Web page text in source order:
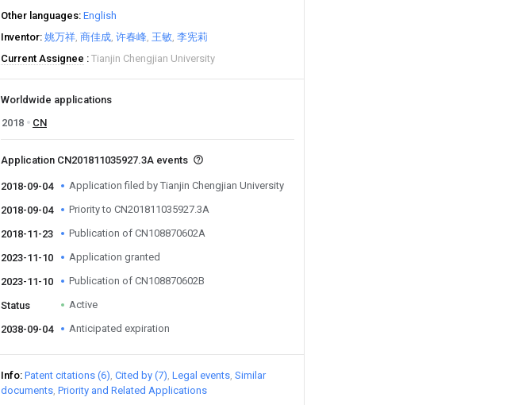
Other languages English
Inventor 姚万祥 商佳成 许春峰 王敏 李宪莉
Current Assignee
Tianjin Chengjian University
Worldwide applications
2018
CN
Application CN201811035927.3A events
2018-09-04 Application filed by Tianjin Chengjian University
2018-09-04 Priority to CN201811035927.3A
2018-11-23 Publication of CN108870602A
2023-11-10 Application granted
2023-11-10 Publication of CN108870602B
Status Active
2038-09-04 Anticipated expiration
Info Patent citations (6) Cited by (7) Legal events Similar
documents Priority and Related Applications